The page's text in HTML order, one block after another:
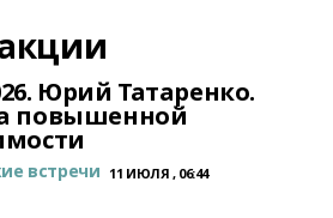
Юрий Татаренко.
повышенной
встречи 11 ИЮЛЯ , 06:44